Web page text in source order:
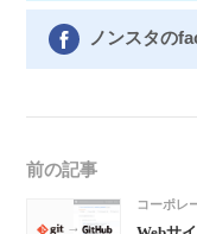
ノンスタの
前の記事
コーポレ